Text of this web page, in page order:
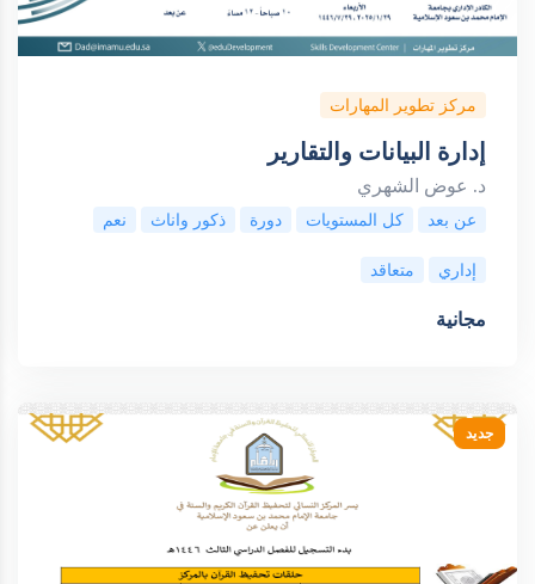
مركز تطوير المهارات
إدارة البيانات والتقارير
د. عوض الشهري
عن بعد كل المستويات دورة ذكور واناث نعم
إداري متعاقد
مجانية
جديد